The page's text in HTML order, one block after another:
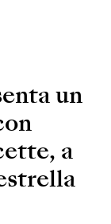
un
a